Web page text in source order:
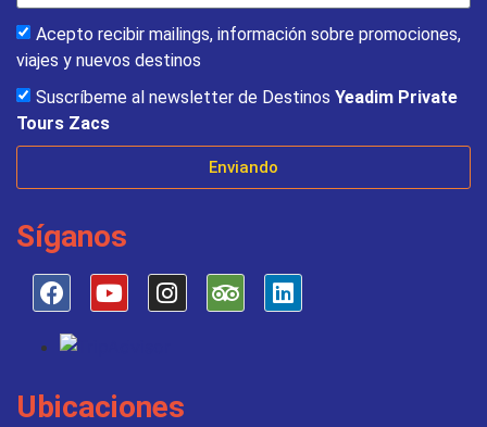
Acepto recibir mailings, información sobre promociones,
viajes y nuevos destinos
Suscríbeme al newsletter de Destinos Yeadim Private
Tours Zacs
Enviando
Síganos
Ubicaciones